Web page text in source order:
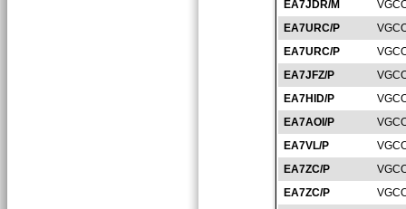
EA7JDR/M
EA7URC/P
EA7URC/P
EA7JFZ/P
EA7HID/P
EA7AOI/P
EA7VL/P
EA7ZC/P
EA7ZC/P